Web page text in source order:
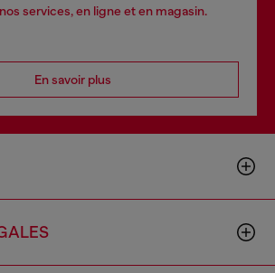
services, en ligne et en magasin.
En savoir plus